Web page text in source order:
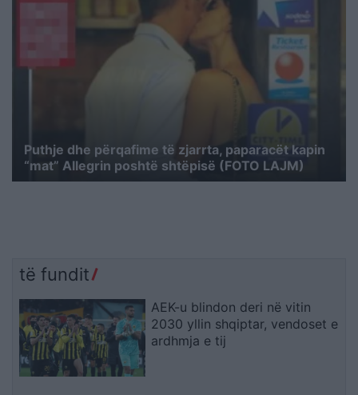
Puthje dhe përqafime të zjarrta, paparacët kapin
“mat” Allegrin poshtë shtëpisë (FOTO LAJM)
të fundit
AEK-u blindon deri në vitin
2030 yllin shqiptar, vendoset e
ardhmja e tij